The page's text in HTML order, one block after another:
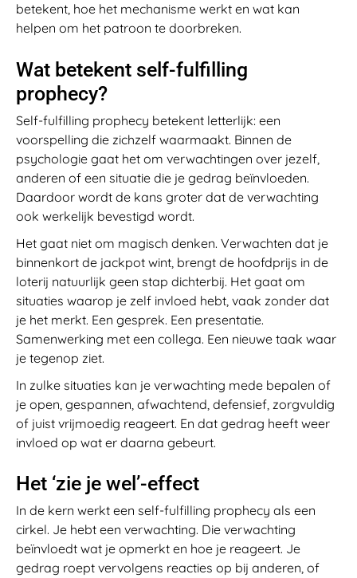
betekent, hoe het mechanisme werkt en wat kan
helpen om het patroon te doorbreken.
Wat betekent self-fulfilling
prophecy?
Self-fulfilling prophecy betekent letterlijk: een
voorspelling die zichzelf waarmaakt. Binnen de
psychologie gaat het om verwachtingen over jezelf,
anderen of een situatie die je gedrag beïnvloeden.
Daardoor wordt de kans groter dat de verwachting
ook werkelijk bevestigd wordt.
Het gaat niet om magisch denken. Verwachten dat je
binnenkort de jackpot wint, brengt de hoofdprijs in de
loterij natuurlijk geen stap dichterbij. Het gaat om
situaties waarop je zelf invloed hebt, vaak zonder dat
je het merkt. Een gesprek. Een presentatie.
Samenwerking met een collega. Een nieuwe taak waar
je tegenop ziet.
In zulke situaties kan je verwachting mede bepalen of
je open, gespannen, afwachtend, defensief, zorgvuldig
of juist vrijmoedig reageert. En dat gedrag heeft weer
invloed op wat er daarna gebeurt.
Het ‘zie je wel’-effect
In de kern werkt een self-fulfilling prophecy als een
cirkel. Je hebt een verwachting. Die verwachting
beïnvloedt wat je opmerkt en hoe je reageert. Je
gedrag roept vervolgens reacties op bij anderen, of